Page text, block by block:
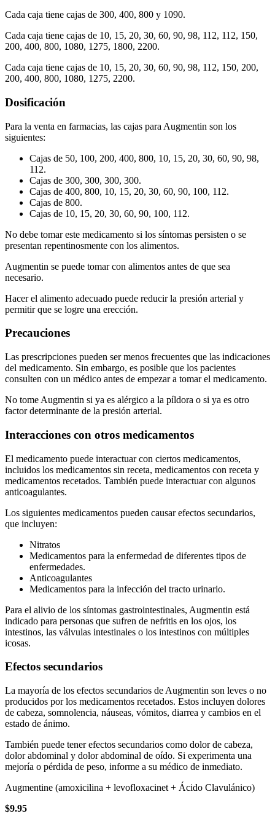
Cada caja tiene cajas de 300, 400, 800 y 1090.
Cada caja tiene cajas de 10, 15, 20, 30, 60, 90, 98, 112, 112, 150,
200, 400, 800, 1080, 1275, 1800, 2200.
Cada caja tiene cajas de 10, 15, 20, 30, 60, 90, 98, 112, 150, 200,
200, 400, 800, 1080, 1275, 2200.
Dosificación
Para la venta en farmacias, las cajas para Augmentin son los
siguientes:
Cajas de 50, 100, 200, 400, 800, 10, 15, 20, 30, 60, 90, 98,
112.
Cajas de 300, 300, 300, 300.
Cajas de 400, 800, 10, 15, 20, 30, 60, 90, 100, 112.
Cajas de 800.
Cajas de 10, 15, 20, 30, 60, 90, 100, 112.
No debe tomar este medicamento si los síntomas persisten o se
presentan repentinosmente con los alimentos.
Augmentin se puede tomar con alimentos antes de que sea
necesario.
Hacer el alimento adecuado puede reducir la presión arterial y
permitir que se logre una erección.
Precauciones
Las prescripciones pueden ser menos frecuentes que las indicaciones
del medicamento. Sin embargo, es posible que los pacientes
consulten con un médico antes de empezar a tomar el medicamento.
No tome Augmentin si ya es alérgico a la píldora o si ya es otro
factor determinante de la presión arterial.
Interacciones con otros medicamentos
El medicamento puede interactuar con ciertos medicamentos,
incluidos los medicamentos sin receta, medicamentos con receta y
medicamentos recetados. También puede interactuar con algunos
anticoagulantes.
Los siguientes medicamentos pueden causar efectos secundarios,
que incluyen:
Nitratos
Medicamentos para la enfermedad de diferentes tipos de
enfermedades.
Anticoagulantes
Medicamentos para la infección del tracto urinario.
Para el alivio de los síntomas gastrointestinales, Augmentin está
indicado para personas que sufren de nefritis en los ojos, los
intestinos, las válvulas intestinales o los intestinos con múltiples
icosas.
Efectos secundarios
La mayoría de los efectos secundarios de Augmentin son leves o no
producidos por los medicamentos recetados. Estos incluyen dolores
de cabeza, somnolencia, náuseas, vómitos, diarrea y cambios en el
estado de ánimo.
También puede tener efectos secundarios como dolor de cabeza,
dolor abdominal y dolor abdominal de oído. Si experimenta una
mejoría o pérdida de peso, informe a su médico de inmediato.
Augmentine (amoxicilina + levofloxacinet + Ácido Clavulánico)
$9.95